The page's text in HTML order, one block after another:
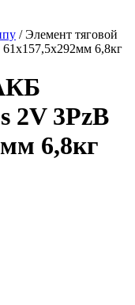
/Элемент тяговой
6,8кг
2V 3PzB
6,8кг